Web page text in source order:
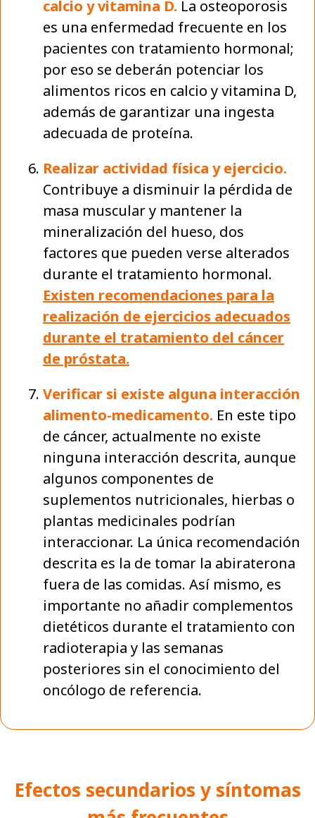
calcio y vitamina D. La osteoporosis
es una enfermedad frecuente en los
pacientes con tratamiento hormonal;
por eso se deberán potenciar los
alimentos ricos en calcio y vitamina D,
además de garantizar una ingesta
adecuada de proteína.
Realizar actividad física y ejercicio.
Contribuye a disminuir la pérdida de
masa muscular y mantener la
mineralización del hueso, dos
factores que pueden verse alterados
durante el tratamiento hormonal.
Existen recomendaciones para la
realización de ejercicios adecuados
durante el tratamiento del cáncer
de próstata.
Verificar si existe alguna interacción
alimento-medicamento. En este tipo
de cáncer, actualmente no existe
ninguna interacción descrita, aunque
algunos componentes de
suplementos nutricionales, hierbas o
plantas medicinales podrían
interaccionar. La única recomendación
descrita es la de tomar la abiraterona
fuera de las comidas. Así mismo, es
importante no añadir complementos
dietéticos durante el tratamiento con
radioterapia y las semanas
posteriores sin el conocimiento del
oncólogo de referencia.
Efectos secundarios y síntomas